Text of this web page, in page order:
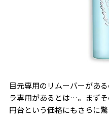
目元専用のリムーバーがあ
ラ専用があるとは…。まず
円台という価格にもさらに驚